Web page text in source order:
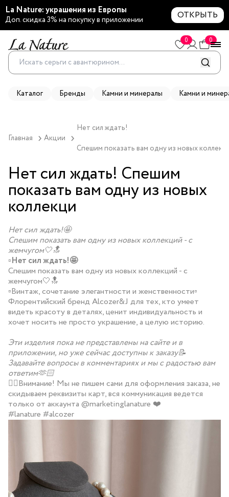
La Nature: украшения из Европы
Доп. скидка 3% на покупку в приложении ОТКРЫТЬ
0 0
Каталог Бренды Камни и минералы Камни и
Главная Акции
Нет сил ждать!
Спешим показать вам одну из новых
Нет сил ждать! Спешим
показать вам одну из новых
коллекци
Нет сил ждать!🤩
Спешим показать вам одну из новых коллекций - с
жемчугом🤍🔝
▫️Нет сил ждать!🤩
Спешим показать вам одну из новых коллекций - с
жемчугом🤍🔝
▫️Винтаж, сочетание элегантности и женственности▫️
Флорентийский бренд Alcozer&J для тех, кто умеет
видеть красоту в деталях, ценит индивидуальность и
хочет носить не просто украшение, а целую историю.
Эти изделия пока не представлены на сайте и в
приложении, но уже сейчас доступны к заказу📝
Задавайте вопросы в комментариях и мы с радостью вам
ответим🫶🏻
👆🏻Внимание! Мы не пишем сами для оформления заказа, не
скидываем реквизиты карт, вся коммуникация ведется
только от аккаунта @marketinglanature ❤️
#lanature #alcozer